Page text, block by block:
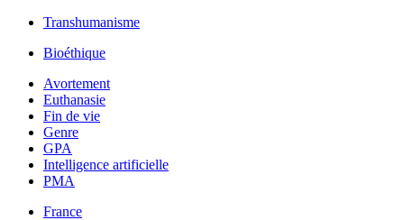
Transhumanisme
Bioéthique
Avortement
Euthanasie
Fin de vie
Genre
GPA
Intelligence artificielle
PMA
France